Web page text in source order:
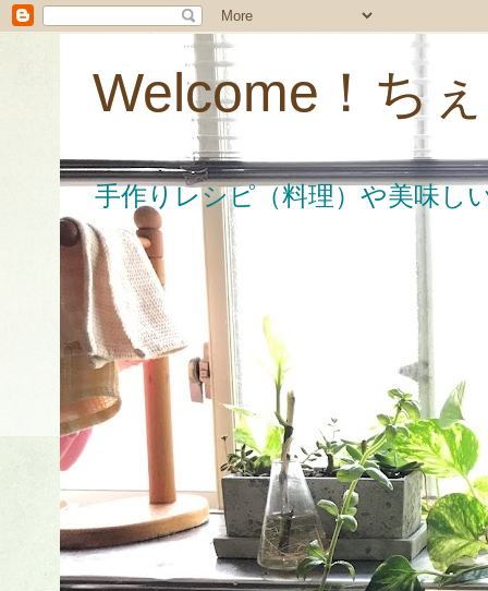
Welcome！ち
手作りレシピ（料理）や美味し